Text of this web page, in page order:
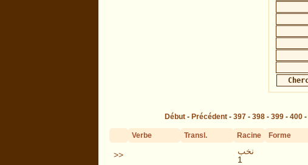
Début - Précédent - 397 - 398 - 399 - 400 -
Verbe Transl. Racine Forme
>>
نخب
1